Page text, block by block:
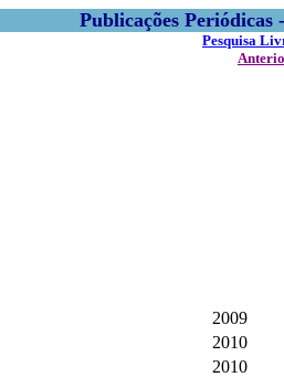
Publicações
Pesquisa
2009
2010
2010